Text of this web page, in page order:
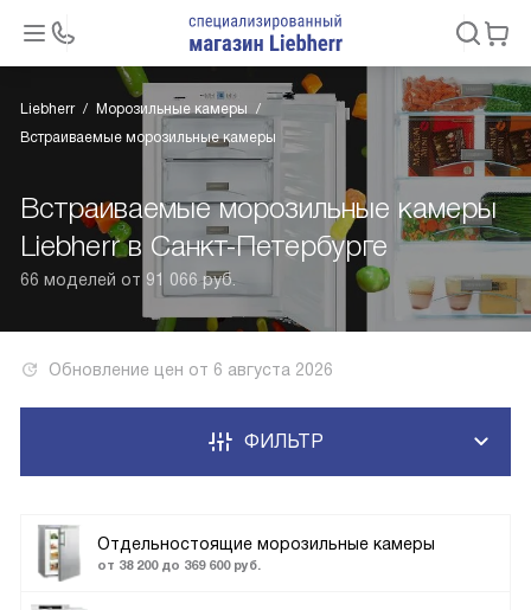
Liebherr
Морозильные камеры
Встраиваемые морозильные камеры
Встраиваемые морозильные камеры
Liebherr в Санкт-Петербурге
66 моделей от 91 066 руб.
Обновление цен от 6 августа 2026
Отдельностоящие морозильные камеры
от 38 200 до 369 600 руб.
ФИЛЬТР